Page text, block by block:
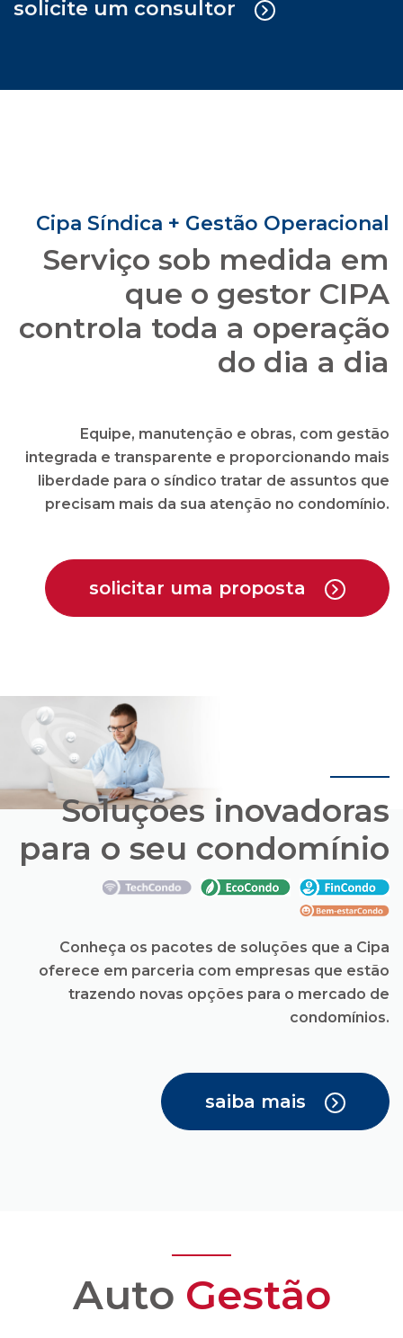
Cipa Síndica + Gestão Operacional
do dia a dia
Equipe, manutenção e obras, com gestão
integrada e transparente e proporcionando mais
liberdade para o síndico tratar de assuntos que
precisam mais da sua atenção no condomínio.
solicitar uma proposta
para o seu condomínio
Conheça os pacotes de soluções que a Cipa
oferece em parceria com empresas que estão
trazendo novas opções para o mercado de
condomínios.
saiba mais
administração
condominial com
transparência e